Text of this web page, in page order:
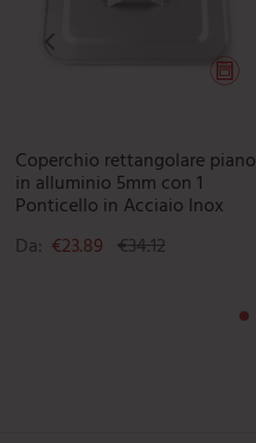
Coperchio rettangolare piano
in alluminio 5mm con 1
Ponticello in Acciaio Inox
Da: €23.89 €34.12